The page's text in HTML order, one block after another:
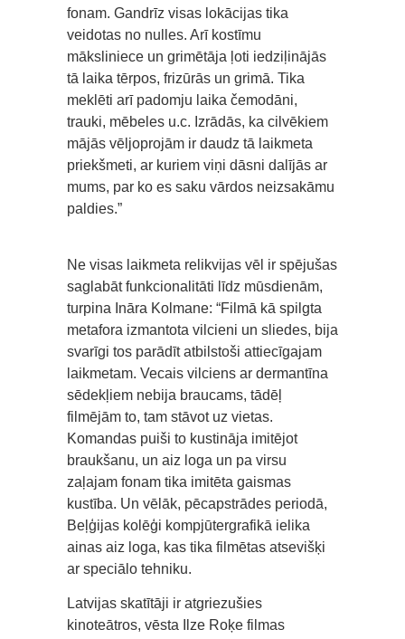
fonam. Gandrīz visas lokācijas tika
veidotas no nulles. Arī kostīmu
māksliniece un grimētāja ļoti iedziļinājās
tā laika tērpos, frizūrās un grimā. Tika
meklēti arī padomju laika čemodāni,
trauki, mēbeles u.c. Izrādās, ka cilvēkiem
mājās vēljoprojām ir daudz tā laikmeta
priekšmeti, ar kuriem viņi dāsni dalījās ar
mums, par ko es saku vārdos neizsakāmu
paldies.”
Ne visas laikmeta relikvijas vēl ir spējušas
saglabāt funkcionalitāti līdz mūsdienām,
turpina Ināra Kolmane: “Filmā kā spilgta
metafora izmantota vilcieni un sliedes, bija
svarīgi tos parādīt atbilstoši attiecīgajam
laikmetam. Vecais vilciens ar dermantīna
sēdekļiem nebija braucams, tādēļ
filmējām to, tam stāvot uz vietas.
Komandas puiši to kustināja imitējot
braukšanu, un aiz loga un pa virsu
zaļajam fonam tika imitēta gaismas
kustība. Un vēlāk, pēcapstrādes periodā,
Beļģijas kolēģi kompjūtergrafikā ielika
ainas aiz loga, kas tika filmētas atsevišķi
ar speciālo tehniku.
Latvijas skatītāji ir atgriezušies
kinoteātros, vēsta Ilze Roķe filmas